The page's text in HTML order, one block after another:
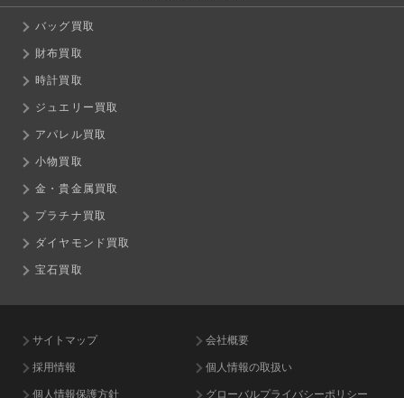
バッグ買取
財布買取
時計買取
ジュエリー買取
アパレル買取
小物買取
金・貴金属買取
プラチナ買取
ダイヤモンド買取
宝石買取
サイトマップ 会社概要
採用情報 個人情報の取扱い
個人情報保護方針 グローバルプライバシーポリシー